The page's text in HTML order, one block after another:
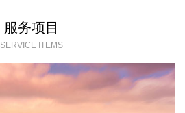
服务项目
SERVICE ITEMS